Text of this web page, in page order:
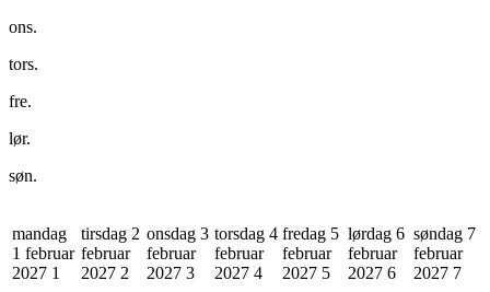
ons.
tors.
fre.
lør.
søn.
mandag
1 februar
2027 1
tirsdag 2
februar
2027 2
onsdag 3
februar
2027 3
torsdag 4
februar
2027 4
fredag 5
februar
2027 5
lørdag 6
februar
2027 6
søndag 7
februar
2027 7